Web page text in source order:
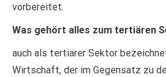
vorbereitet.
Was gehört alles zum tertiären
auch als tertiärer Sektor
Wirtschaft, der im Gegensatz zu